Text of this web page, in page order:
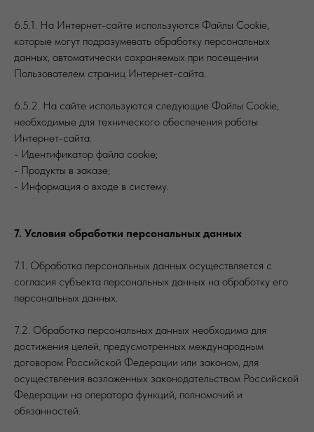
6.5.1. На Интернет-сайте используются Файлы Cookie,
которые могут подразумевать обработку персональных
данных, автоматически сохраняемых при посещении
Пользователем страниц Интернет-сайта.
6.5.2. На сайте используются следующие Файлы Cookie,
необходимые для технического обеспечения работы
Интернет-сайта.
- Идентификатор файла сookie;
- Продукты в заказе;
- Информация о входе в систему.
7. Условия обработки персональных данных
7.1. Обработка персональных данных осуществляется с
согласия субъекта персональных данных на обработку его
персональных данных.
7.2. Обработка персональных данных необходима для
достижения целей, предусмотренных международным
договором Российской Федерации или законом, для
осуществления возложенных законодательством Российской
Федерации на оператора функций, полномочий и
обязанностей.